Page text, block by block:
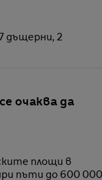
дъщерни, 2
очаква да
площи в
пъти до 600 000